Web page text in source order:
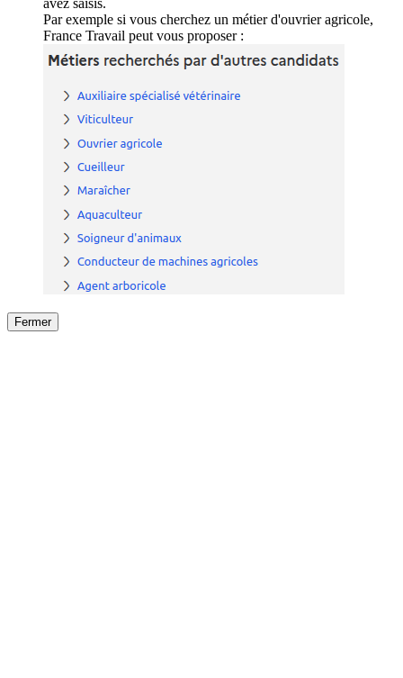
Par exemple si vous cherchez un métier d'ouvrier agricole,
France Travail peut vous proposer :
Fermer